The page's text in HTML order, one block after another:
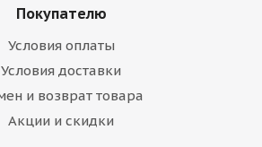
Покупателю
Условия оплаты
Условия доставки
и возврат товара
Акции и скидки